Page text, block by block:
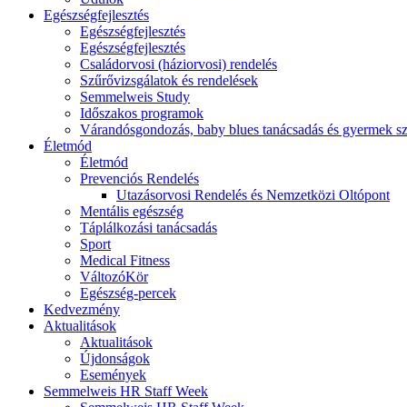
Egészségfejlesztés
Egészségfejlesztés
Egészségfejlesztés
Családorvosi (háziorvosi) rendelés
Szűrővizsgálatok és rendelések
Semmelweis Study
Időszakos programok
Várandósgondozás, baby blues tanácsadás és gyermek
Életmód
Életmód
Prevenciós Rendelés
Utazásorvosi Rendelés és Nemzetközi Oltópont
Mentális egészség
Táplálkozási tanácsadás
Sport
Medical Fitness
VáltozóKör
Egészség-percek
Kedvezmény
Aktualitások
Aktualitások
Újdonságok
Események
Semmelweis HR Staff Week